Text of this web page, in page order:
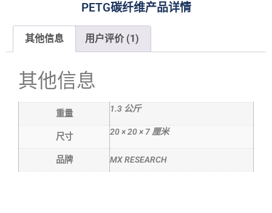
PETG碳纤维产品详情
其他信息 用户评价 (1)
其他信息
重量 1.3 公斤
尺寸 20 × 20 × 7 厘米
品牌 MX RESEARCH